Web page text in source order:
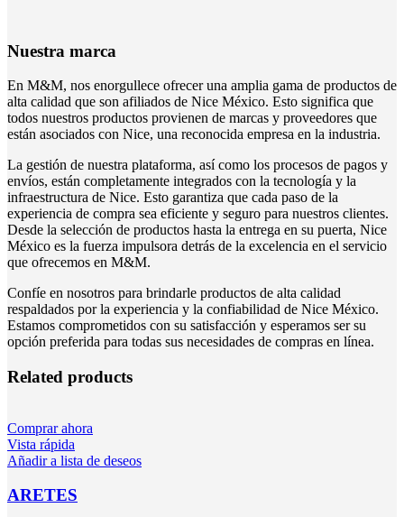
Nuestra marca
En M&M, nos enorgullece ofrecer una amplia gama de productos de
alta calidad que son afiliados de Nice México. Esto significa que
todos nuestros productos provienen de marcas y proveedores que
están asociados con Nice, una reconocida empresa en la industria.
La gestión de nuestra plataforma, así como los procesos de pagos y
envíos, están completamente integrados con la tecnología y la
infraestructura de Nice. Esto garantiza que cada paso de la
experiencia de compra sea eficiente y seguro para nuestros clientes.
Desde la selección de productos hasta la entrega en su puerta, Nice
México es la fuerza impulsora detrás de la excelencia en el servicio
que ofrecemos en M&M.
Confíe en nosotros para brindarle productos de alta calidad
respaldados por la experiencia y la confiabilidad de Nice México.
Estamos comprometidos con su satisfacción y esperamos ser su
opción preferida para todas sus necesidades de compras en línea.
Related products
Comprar ahora
Vista rápida
Añadir a lista de deseos
ARETES